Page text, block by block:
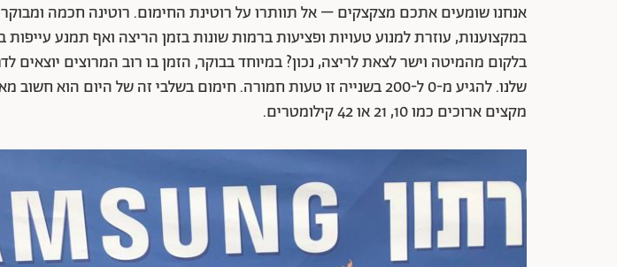
אנחנו שומעים אתכם מצקצקים – אל תוותרו על רוטינת החימום. רוטינה חכמה
במקצוענות, עוזרת למנוע טעויות ופציעות ברמות שונות בזמן הריצה ואף תמנע עייפות
בלקום מהמיטה וישר לצאת לריצה, נכון? במיוחד בבוקר, הזמן בו רוב המרוצים יוצאים
שלנו. להגיע מ-0 ל-200 בשנייה זו טעות חמורה. חימום בשלבי זה של היום הוא
מקצים ארוכים כמו 10, 21 או 42 קילומטרים.